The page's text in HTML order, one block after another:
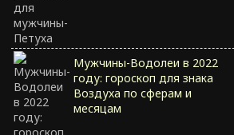
Мужчины-Водолеи в 2022
году: гороскоп для знака
Воздуха по сферам и
месяцам